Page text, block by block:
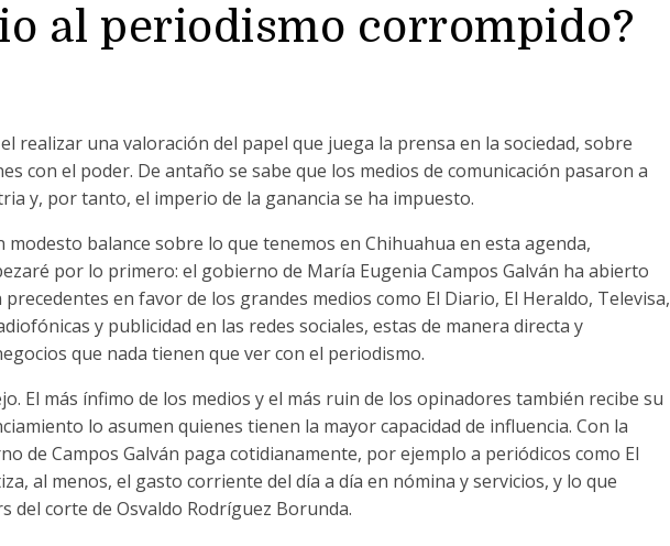
al periodismo corrompido?
realizar una valoración del papel que juega la prensa en la sociedad, sobre
con el poder. De antaño se sabe que los medios de comunicación pasaron a
y, por tanto, el imperio de la ganancia se ha impuesto.
modesto balance sobre lo que tenemos en Chihuahua en esta agenda,
por lo primero: el gobierno de María Eugenia Campos Galván ha abierto
en favor de los grandes medios como El Diario, El Heraldo, Televisa,
y publicidad en las redes sociales, estas de manera directa y
que nada tienen que ver con el periodismo.
El más ínfimo de los medios y el más ruin de los opinadores también recibe su
lo asumen quienes tienen la mayor capacidad de influencia. Con la
de Campos Galván paga cotidianamente, por ejemplo a periódicos como El
al menos, el gasto corriente del día a día en nómina y servicios, y lo que
del corte de Osvaldo Rodríguez Borunda.